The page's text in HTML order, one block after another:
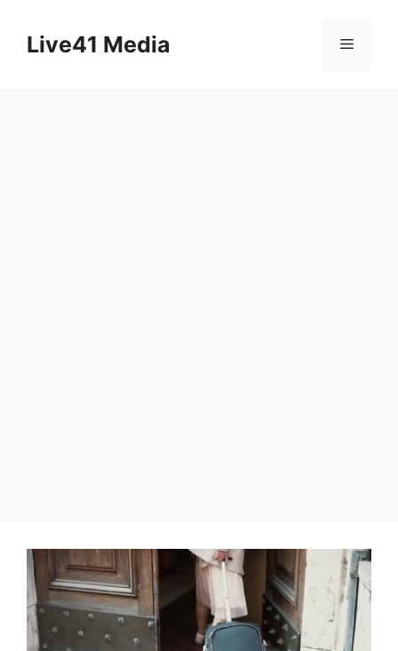
contentLive41 Media Menu